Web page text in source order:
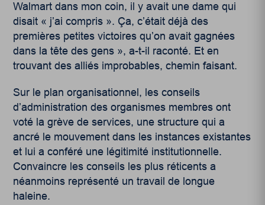
Walmart dans mon coin, il y avait une dame qui
disait « j’ai compris ». Ça, c’était déjà des
premières petites victoires qu’on avait gagnées
dans la tête des gens », a-t-il raconté. Et en
trouvant des alliés improbables, chemin faisant.
Sur le plan organisationnel, les conseils
d’administration des organismes membres ont
voté la grève de services, une structure qui a
ancré le mouvement dans les instances existantes
et lui a conféré une légitimité institutionnelle.
Convaincre les conseils les plus réticents a
néanmoins représenté un travail de longue
haleine.